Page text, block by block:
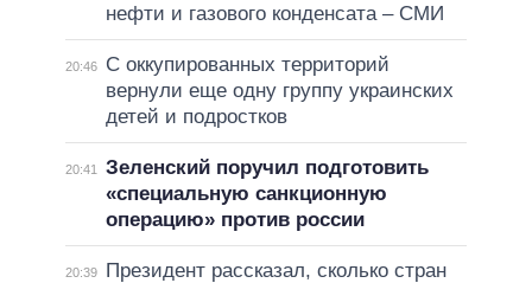
нефти и газового конденсата – СМИ
20:46
С оккупированных территорий
вернули еще одну группу украинских
детей и подростков
20:41
Зеленский поручил подготовить
«специальную санкционную
операцию» против россии
20:39
Президент рассказал, сколько стран